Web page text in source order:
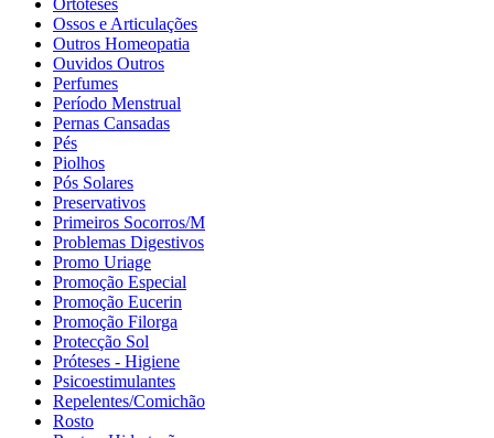
Ortóteses
Ossos e Articulações
Outros Homeopatia
Ouvidos Outros
Perfumes
Período Menstrual
Pernas Cansadas
Pés
Piolhos
Pós Solares
Preservativos
Primeiros Socorros/M
Problemas Digestivos
Promo Uriage
Promoção Especial
Promoção Eucerin
Promoção Filorga
Protecção Sol
Próteses - Higiene
Psicoestimulantes
Repelentes/Comichão
Rosto